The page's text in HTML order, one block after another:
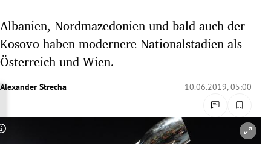
Untermenü
Untermenü
Albanien, Nordmazedonien und bald auch der
Kosovo haben modernere Nationalstadien als
Österreich und Wien.
Alexander Strecha 10.06.2019, 05:00
Copyright-Hinweis öffnen/schließen